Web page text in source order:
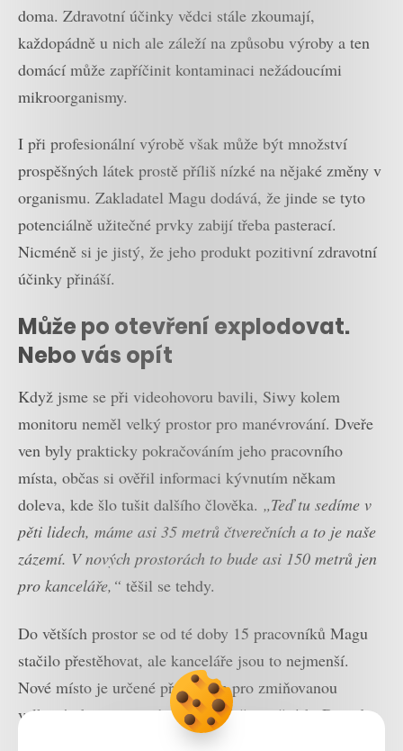
doma. Zdravotní účinky vědci stále zkoumají,
každopádně u nich ale záleží na způsobu výroby a ten
domácí může zapříčinit kontaminaci nežádoucími
mikroorganismy.
I při profesionální výrobě však může být množství
prospěšných látek prostě příliš nízké na nějaké změny v
organismu. Zakladatel Magu dodává, že jinde se tyto
potenciálně užitečné prvky zabijí třeba pasterací.
Nicméně si je jistý, že jeho produkt pozitivní zdravotní
účinky přináší.
Může po otevření explodovat.
Nebo vás opít
Když jsme se při videohovoru bavili, Siwy kolem
monitoru neměl velký prostor pro manévrování. Dveře
ven byly prakticky pokračováním jeho pracovního
místa, občas si ověřil informaci kývnutím někam
doleva, kde šlo tušit dalšího člověka. „Teď tu sedíme v
pěti lidech, máme asi 35 metrů čtverečních a to je naše
zázemí. V nových prostorách to bude asi 150 metrů jen
pro kanceláře,“ těšil se tehdy.
Do větších prostor se od té doby 15 pracovníků Magu
stačilo přestěhovat, ale kanceláře jsou to nejmenší.
Nové místo je určené především pro zmiňovanou
velkovýrobu: rovnou 1 400 metrů čtverečních. Dosud
Magu muselo stačit metrů 300. Přitom nápoje mají, jak